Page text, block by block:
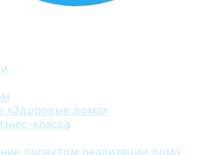
«Здоровые дома»
класса
проектом реализации дома